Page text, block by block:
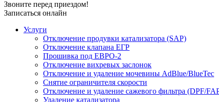
Звоните перед приездом!
Записаться онлайн
Услуги
Отключение продувки катализатора (SAP)
Отключение клапана ЕГР
Прошивка под ЕВРО-2
Отключение вихревых заслонок
Отключение и удаление мочевины AdBlue/BlueTec
Снятие ограничителя скорости
Отключение и удаление сажевого фильтра (DPF/
Удаление катализатора